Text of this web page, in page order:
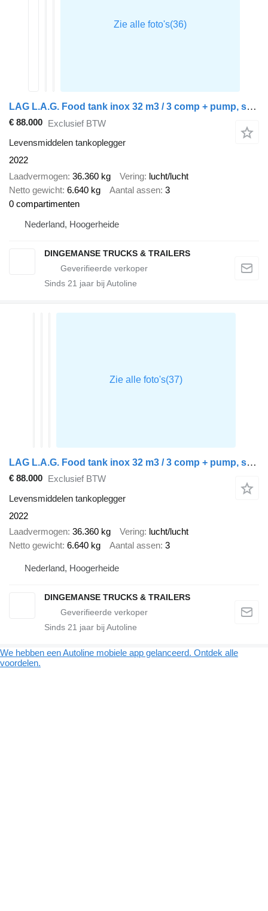
LAG L.A.G. Food tank inox 32 m3 / 3 comp + pump, steaming heating, w
€ 88.000 Exclusief BTW
Levensmiddelen tankoplegger
2022
Laadvermogen 36.360 kg Vering lucht/lucht
Netto gewicht 6.640 kg Aantal assen 3
0 compartimenten
Nederland, Hoogerheide
DINGEMANSE TRUCKS & TRAILERS
Sinds 21 jaar bij Autoline
LAG L.A.G. Food tank inox 32 m3 / 3 comp + pump, steaming heating, w
€ 88.000 Exclusief BTW
Levensmiddelen tankoplegger
2022
Laadvermogen 36.360 kg Vering lucht/lucht
Netto gewicht 6.640 kg Aantal assen 3
Nederland, Hoogerheide
DINGEMANSE TRUCKS & TRAILERS
Sinds 21 jaar bij Autoline
We hebben een Autoline mobiele app gelanceerd. Ontdek alle
voordelen.